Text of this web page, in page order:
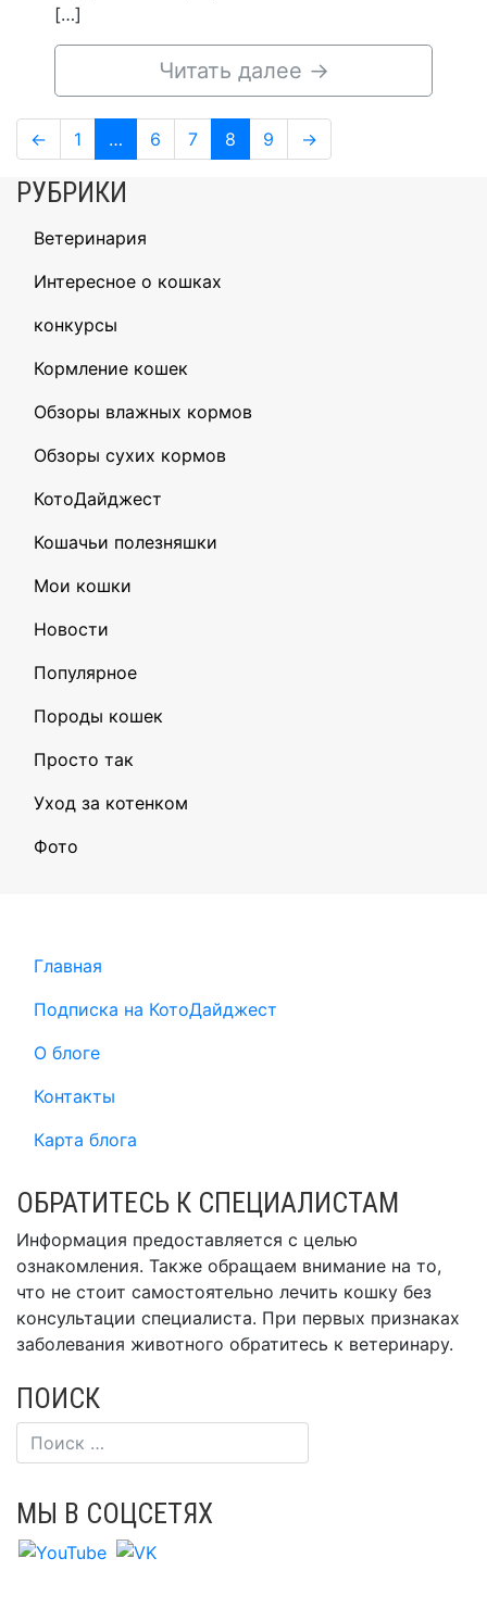
[…]
Читать далее →
Навигация
по
записям
← Page
1 … Page
6 Page
7 Page
8 Page
9 →
РУБРИКИ
Ветеринария
Интересное о кошках
конкурсы
Кормление кошек
Обзоры влажных кормов
Обзоры сухих кормов
КотоДайджест
Кошачьи полезняшки
Мои кошки
Новости
Популярное
Породы кошек
Просто так
Уход за котенком
Фото
Главная
Подписка на КотоДайджест
О блоге
Контакты
Карта блога
ОБРАТИТЕСЬ К СПЕЦИАЛИСТАМ
Информация предоставляется с целью
ознакомления. Также обращаем внимание на то,
что не стоит самостоятельно лечить кошку без
консультации специалиста. При первых признаках
заболевания животного обратитесь к ветеринару.
ПОИСК
МЫ В СОЦСЕТЯХ